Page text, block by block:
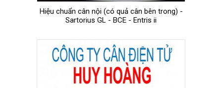
Hiệu chuẩn cân nội (có quả cân bên trong) -
Sartorius GL - BCE - Entris ii